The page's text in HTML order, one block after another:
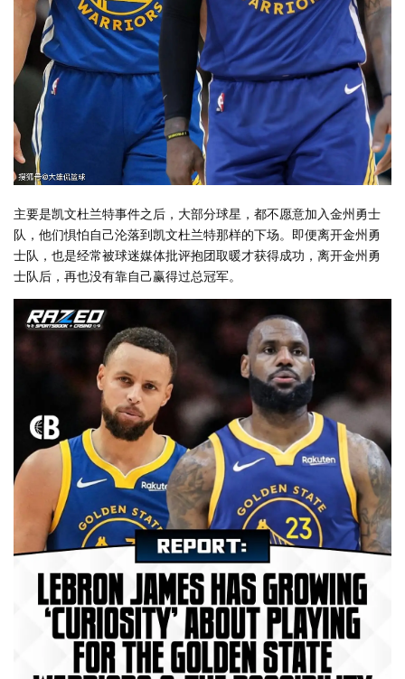
主要是凯文杜兰特事件之后，大部分球星，都不愿意加入金州勇士
队，他们惧怕自己沦落到凯文杜兰特那样的下场。即便离开金州勇
士队，也是经常被球迷媒体批评抱团取暖才获得成功，离开金州勇
士队后，再也没有靠自己赢得过总冠军。